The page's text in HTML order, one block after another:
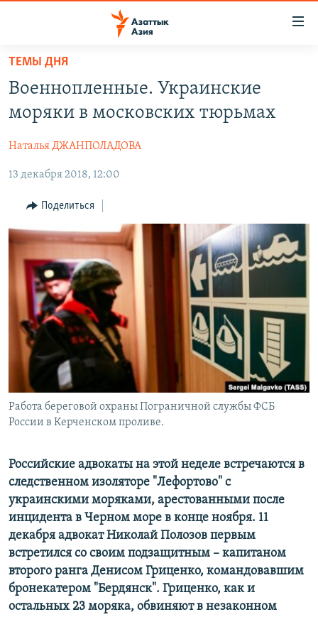
Вернуться
основному
содержанию
Вернутся
навигации
Вернутся
поиску
УЗБЕКИСТАН
ТАДЖИКИСТАН
ВОЙНА В УКРАИНЕ
НА ДРУГИХ ЯЗЫКАХ
ҚАЗАҚША
КЫРГЫЗЧА
ЎЗБЕКЧА
TÜRKMENÇE
Все сайты РСЕ/РС
ТЕМЫ ДНЯ
Военнопленные. Украинские
моряки в московских тюрьмах
Наталья ДЖАНПОЛАДОВА
13 декабря 2018, 12:00
Поделиться
Работа береговой охраны Пограничной службы ФСБ
России в Керченском проливе.
Российские адвокаты на этой неделе встречаются в
следственном изоляторе "Лефортово" с
украинскими моряками, арестованными после
инцидента в Черном море в конце ноября. 11
декабря адвокат Николай Полозов первым
встретился со своим подзащитным – капитаном
второго ранга Денисом Гриценко, командовавшим
бронекатером "Бердянск". Гриценко, как и
остальных 23 моряка, обвиняют в незаконном